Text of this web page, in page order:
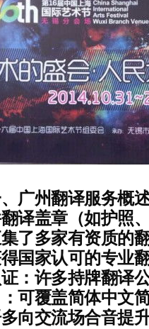
广州翻译服务概
译盖章（如护照
了多家有资质的
国家认可的专业
：许多持牌翻译
：可覆盖简体中文
向交流场合音提